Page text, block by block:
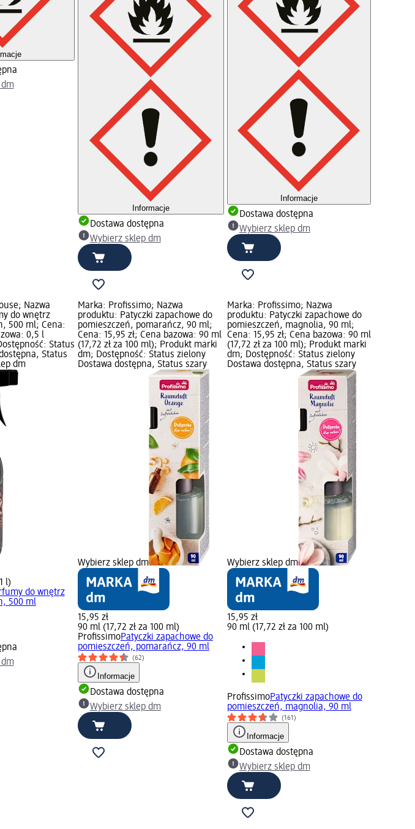
Informacje
Dostawa dostępna
Wybierz sklep dm
Informacje
Dostawa dostępna
Wybierz sklep dm
Nazwa
do wnętrz
500 ml; Cena:
0,5 l
Status
Status
dm
l)
do wnętrz
500 ml
Marka: Profissimo; Nazwa
produktu: Patyczki zapachowe do
pomieszczeń, pomarańcz, 90 ml;
Cena: 15,95 zł; Cena bazowa: 90 ml
(17,72 zł za 100 ml); Produkt marki
dm; Dostępność: Status zielony
Dostawa dostępna, Status szary
Wybierz sklep dm
15,95 zł
90 ml (17,72 zł za 100 ml)
ProfissimoPatyczki zapachowe do
pomieszczeń, pomarańcz, 90 ml
(62)
Informacje
Dostawa dostępna
Wybierz sklep dm
Marka: Profissimo; Nazwa
produktu: Patyczki zapachowe do
pomieszczeń, magnolia, 90 ml;
Cena: 15,95 zł; Cena bazowa: 90 ml
(17,72 zł za 100 ml); Produkt marki
dm; Dostępność: Status zielony
Dostawa dostępna, Status szary
Wybierz sklep dm
15,95 zł
90 ml (17,72 zł za 100 ml)
ProfissimoPatyczki zapachowe do
pomieszczeń, magnolia, 90 ml
(161)
Informacje
Dostawa dostępna
Wybierz sklep dm